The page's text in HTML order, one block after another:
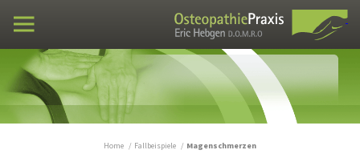
Fortbildung VXIO
Praxen
Osteopathie
Fallbeispiele
Stumpfes Bauchtrauma
Home Fallbeispiele Magenschmerzen